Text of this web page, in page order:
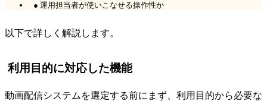
● 運用担当者が使いこなせる操作性か
以下で詳しく解説します。
利用目的に対応した機能
動画配信システムを選定する前にまず、利用目的から必要な